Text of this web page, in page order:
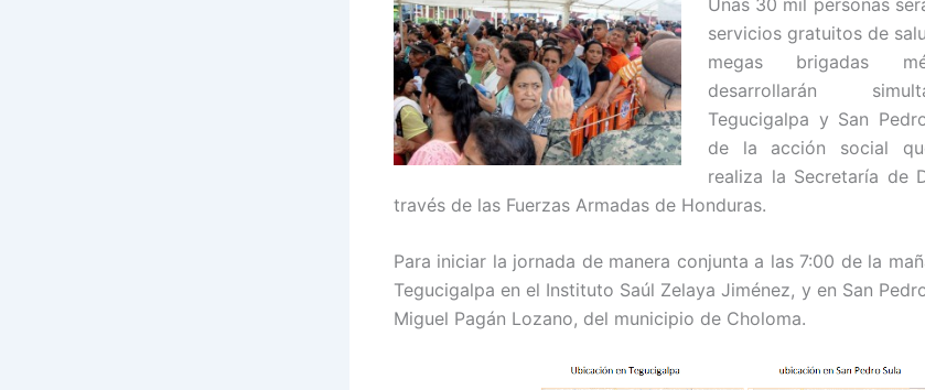
servicios gratuitos de
megas brigadas
desarrollarán
Tegucigalpa y San
de la acción social
realiza la Secretaría de
través de las Fuerzas Armadas de Honduras.
Para iniciar la jornada de manera conjunta a las 7:00 de la
Tegucigalpa en el Instituto Saúl Zelaya Jiménez, y en San
Miguel Pagán Lozano, del municipio de Choloma.